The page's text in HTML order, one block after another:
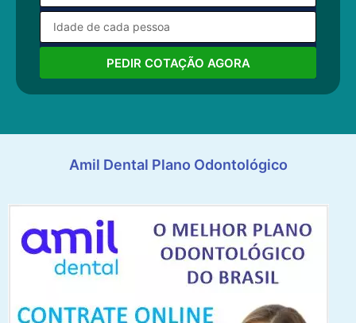
PEDIR COTAÇÃO AGORA
Amil Dental Plano Odontológico